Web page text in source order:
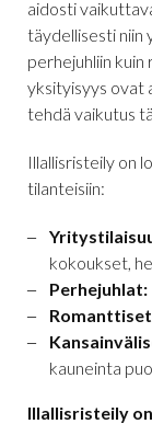
aidosti
täydellisesti niin
perhejuhliin kuin
yksityisyys ovat
tehdä vaikutus
Illallisristeily on
tilanteisiin:
kokoukset,
Perhejuhlat:
kauneinta
Illallisristeily